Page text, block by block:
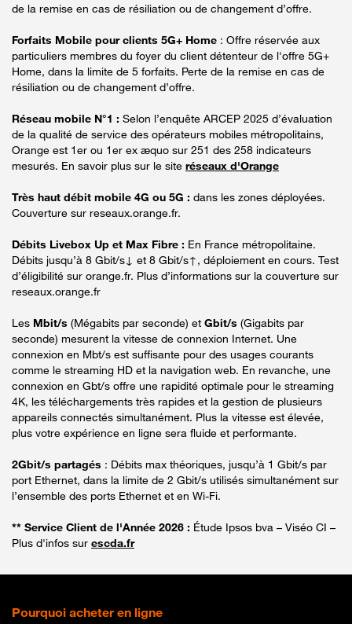
de la remise en cas de résiliation ou de changement d’offre.
Forfaits Mobile pour clients 5G+ Home : Offre réservée aux
particuliers membres du foyer du client détenteur de l'offre 5G+
Home, dans la limite de 5 forfaits. Perte de la remise en cas de
résiliation ou de changement d’offre.
Réseau mobile N°1 : Selon l’enquête ARCEP 2025 d’évaluation
de la qualité de service des opérateurs mobiles métropolitains,
Orange est 1er ou 1er ex æquo sur 251 des 258 indicateurs
mesurés. En savoir plus sur le site réseaux d'Orange
Très haut débit mobile 4G ou 5G : dans les zones déployées.
Couverture sur reseaux.orange.fr.
Débits Livebox Up et Max Fibre : En France métropolitaine.
Débits jusqu’à 8 Gbit/s↓ et 8 Gbit/s↑, déploiement en cours. Test
d’éligibilité sur orange.fr. Plus d’informations sur la couverture sur
reseaux.orange.fr
Les Mbit/s (Mégabits par seconde) et Gbit/s (Gigabits par
seconde) mesurent la vitesse de connexion Internet. Une
connexion en Mbt/s est suffisante pour des usages courants
comme le streaming HD et la navigation web. En revanche, une
connexion en Gbt/s offre une rapidité optimale pour le streaming
4K, les téléchargements très rapides et la gestion de plusieurs
appareils connectés simultanément. Plus la vitesse est élevée,
plus votre expérience en ligne sera fluide et performante.
2Gbit/s partagés : Débits max théoriques, jusqu’à 1 Gbit/s par
port Ethernet, dans la limite de 2 Gbit/s utilisés simultanément sur
l’ensemble des ports Ethernet et en Wi-Fi.
** Service Client de l'Année 2026 : Étude Ipsos bva – Viséo CI –
Plus d'infos sur escda.fr
Pourquoi acheter en ligne